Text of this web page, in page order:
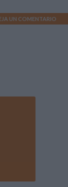
UN COMENTARIO